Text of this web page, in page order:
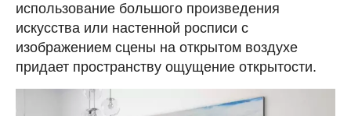
использование большого произведения
искусства или настенной росписи с
изображением сцены на открытом воздухе
придает пространству ощущение открытости.